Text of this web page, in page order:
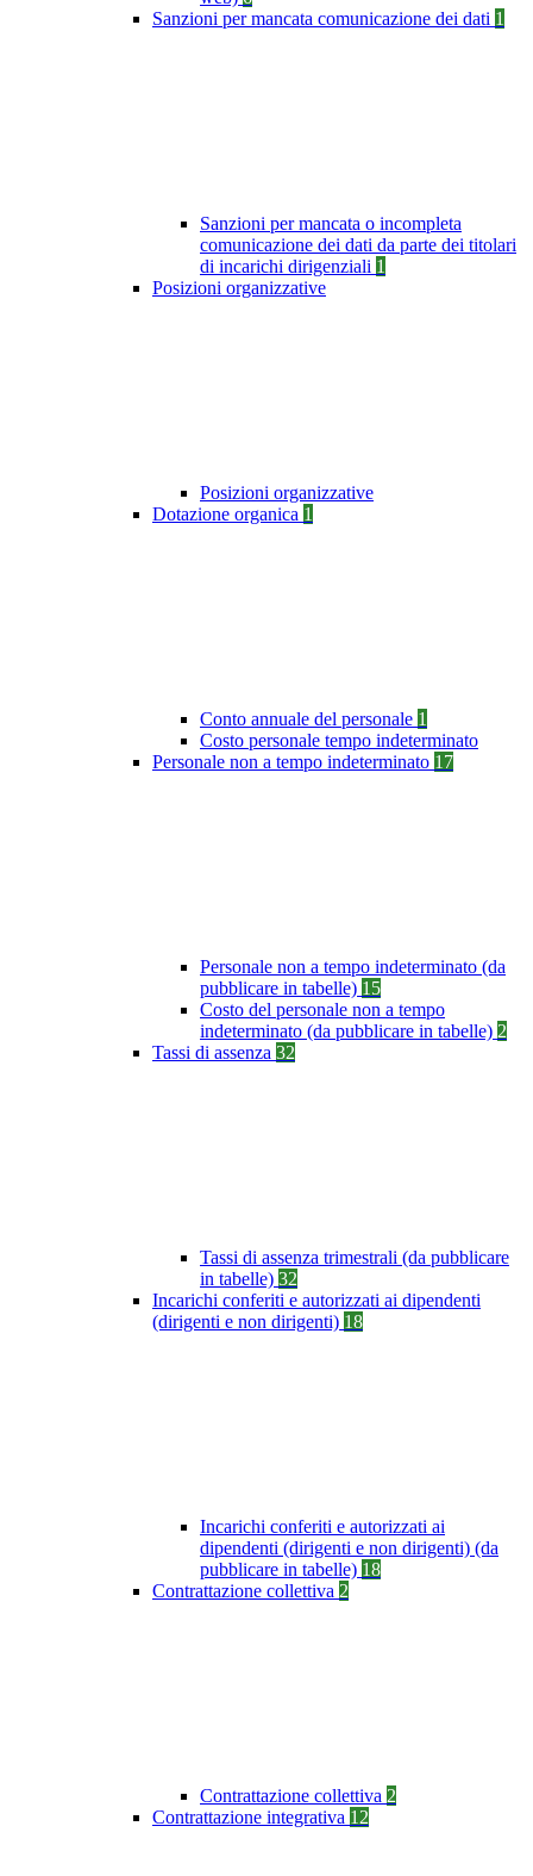
Sanzioni per mancata comunicazione dei dati 1
Sanzioni per mancata o incompleta
comunicazione dei dati da parte dei titolari
di incarichi dirigenziali 1
Posizioni organizzative
Posizioni organizzative
Dotazione organica 1
Conto annuale del personale 1
Costo personale tempo indeterminato
Personale non a tempo indeterminato 17
Personale non a tempo indeterminato (da
pubblicare in tabelle) 15
Costo del personale non a tempo
indeterminato (da pubblicare in tabelle) 2
Tassi di assenza 32
Tassi di assenza trimestrali (da pubblicare
in tabelle) 32
Incarichi conferiti e autorizzati ai dipendenti
(dirigenti e non dirigenti) 18
Incarichi conferiti e autorizzati ai
dipendenti (dirigenti e non dirigenti) (da
pubblicare in tabelle) 18
Contrattazione collettiva 2
Contrattazione collettiva 2
Contrattazione integrativa 12